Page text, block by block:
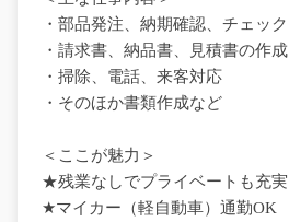
・部品発注、納期確認、チェック
・請求書、納品書、見積書の作成
・掃除、電話、来客対応
・そのほか書類作成など
＜ここが魅力＞
★残業なしでプライベートも充実
★マイカー（軽自動車）通勤OK